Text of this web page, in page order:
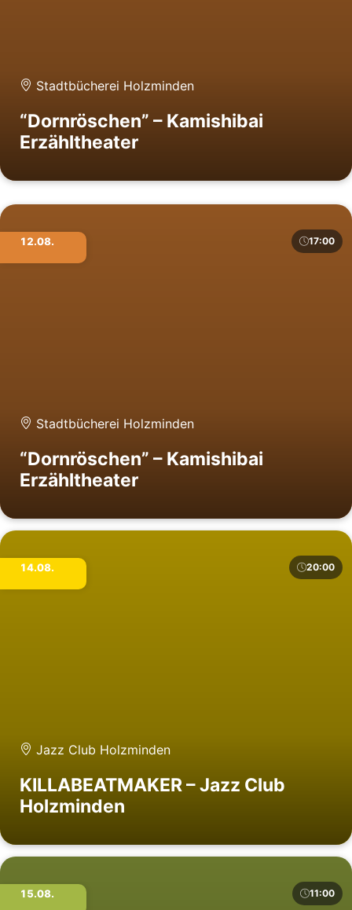
Stadtbücherei Holzminden
“Dornröschen” – Kamishibai
Erzähltheater
12.08. 17:00
Stadtbücherei Holzminden
“Dornröschen” – Kamishibai
Erzähltheater
14.08. 20:00
Jazz Club Holzminden
KILLABEATMAKER – Jazz Club
Holzminden
15.08. 11:00